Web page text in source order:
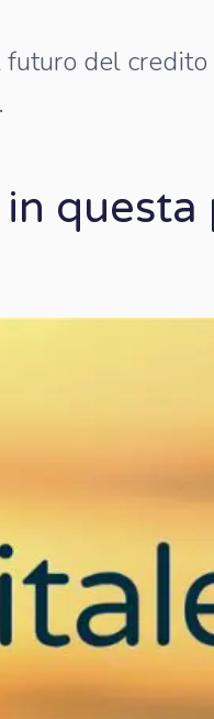
futuro del credito